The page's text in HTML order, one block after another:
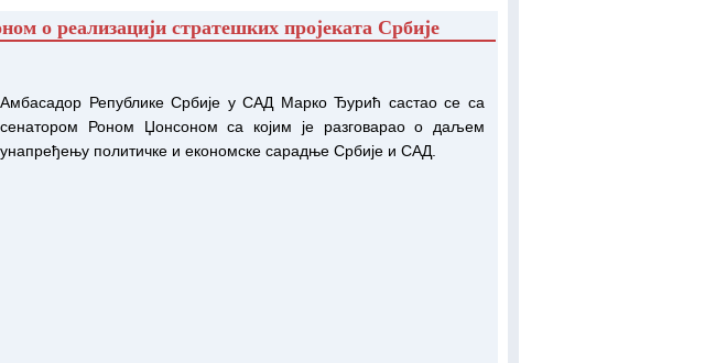
о реализацији стратешких пројеката Србије
Амбасадор Републике Србије у САД Марко Ђурић састао се са
сенатором Роном Џонсоном са којим је разговарао о даљем
унапређењу политичке и економске сарадње Србије и САД.